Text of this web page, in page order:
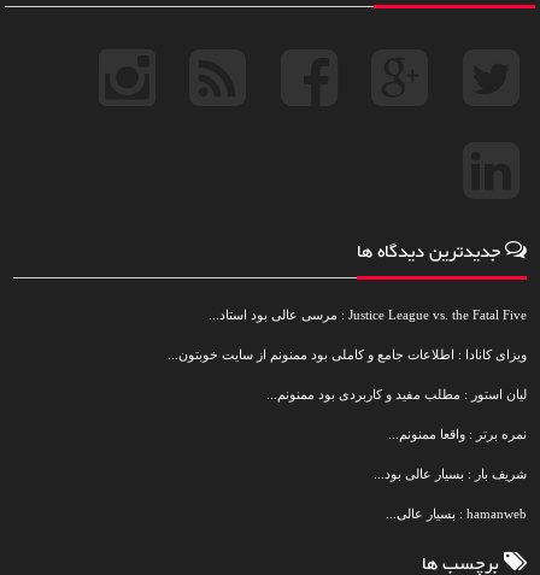
جدیدترین دیدگاه ها
Justice League vs. the Fatal Five : مرسی عالی بود استاد...
ویزای کانادا : اطلاعات جامع و کاملی بود ممنونم از سایت خوبتون...
لیان استور : مطلب مفید و کاربردی بود ممنونم...
نمره برتر : واقعا ممنونم...
شریف بار : بسیار عالی بود...
hamanweb : بسیار عالی...
برچسب ها